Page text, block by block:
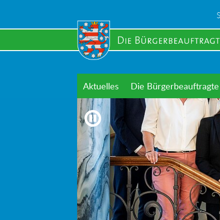
main
Aktuelles Die Bürgerbeauftragte